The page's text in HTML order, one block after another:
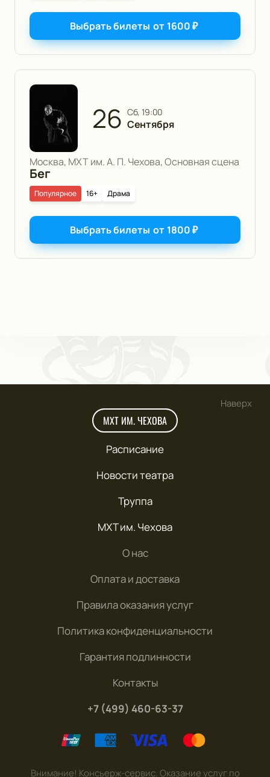
Выбрать билеты от 1600₽
26 сб, 19:00
Сентября
Москва, МХТ им. А. П. Чехова, Основная сцена
Бег
16+ Драма
Популярное
Выбрать билеты от 1800₽
Наверх
МХТ ИМ. ЧЕХОВА
Расписание
Новости театра
Труппа
МХТ им. Чехова
О нас
Оплата и доставка
Правила оказания услуг
Политика конфиденциальности
Гарантия подлинности
Контакты
+7 (499) 460-63-37
Внимание! Консьерж-сервис. Оказание услуг по